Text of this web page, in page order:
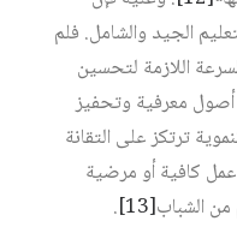
الجيد والشامل. فلم
اللازمة لتحسين
أصول معرفية وتحفيز
ترتكز على التقانة
كافية أو مرضية
من الشباب[13]
.